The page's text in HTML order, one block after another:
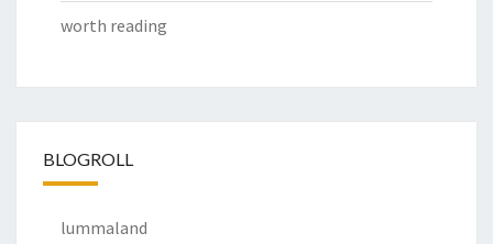
worth reading
BLOGROLL
lummaland